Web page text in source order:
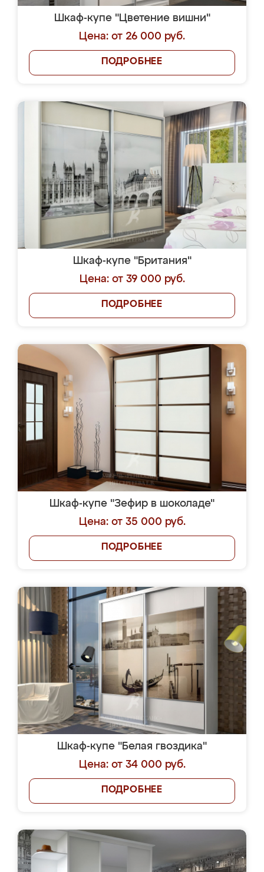
Шкаф-купе "Цветение вишни"
Цена: от 26 000 руб.
ПОДРОБНЕЕ
Шкаф-купе "Британия"
Цена: от 39 000 руб.
ПОДРОБНЕЕ
Шкаф-купе "Зефир в шоколаде"
Цена: от 35 000 руб.
ПОДРОБНЕЕ
Шкаф-купе "Белая гвоздика"
Цена: от 34 000 руб.
ПОДРОБНЕЕ